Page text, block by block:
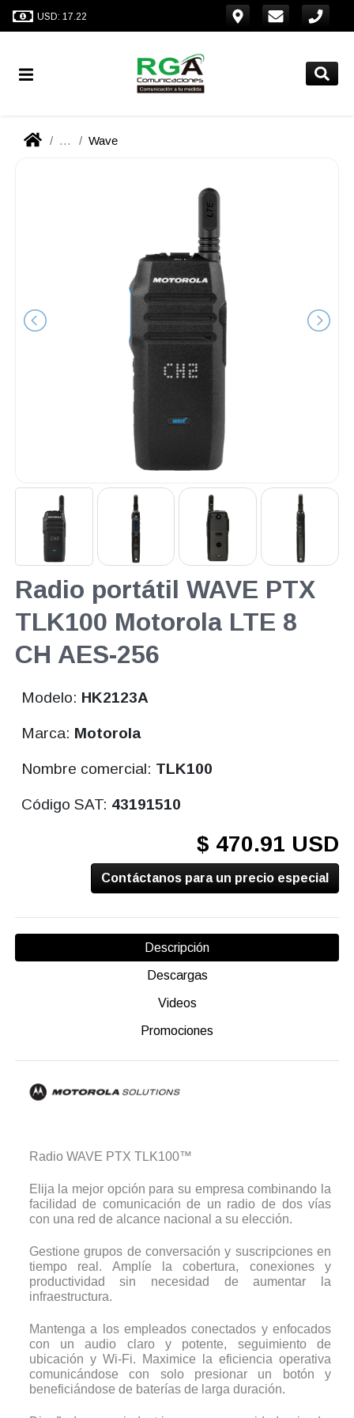
USD: 17.22
... Wave
Radio portátil WAVE PTX
TLK100 Motorola LTE 8
CH AES-256
Modelo: HK2123A
Marca: Motorola
Nombre comercial: TLK100
Código SAT: 43191510
$ 470.91 USD
Contáctanos para un precio especial
Descripción
Descargas
Videos
Promociones
Radio WAVE PTX TLK100™
Elija la mejor opción para su empresa combinando la
facilidad de comunicación de un radio de dos vías
con una red de alcance nacional a su elección.
Gestione grupos de conversación y suscripciones en
tiempo real. Amplíe la cobertura, conexiones y
productividad sin necesidad de aumentar la
infraestructura.
Mantenga a los empleados conectados y enfocados
con un audio claro y potente, seguimiento de
ubicación y Wi-Fi. Maximice la eficiencia operativa
comunicándose con solo presionar un botón y
beneficiándose de baterías de larga duración.